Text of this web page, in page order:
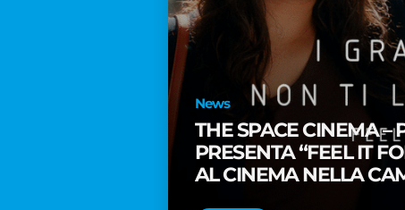
News
THE SPACE CINEMA –
PRESENTA “FEEL IT
AL CINEMA NELLA
PREMIO OSCAR®